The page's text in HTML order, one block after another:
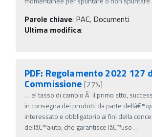
Parole chiave: PAC, Documenti
Ultima modifica:
PDF: Regolamento 2022 127
Commissione [27%]
… el tasso di cambio Ã¨ il primo atto,
in consegna dei prodotti da parte dellâ€™
interessato e obbligatorio ai fini della
dellâ€™aiuto, che garantisce lâ€™uso …